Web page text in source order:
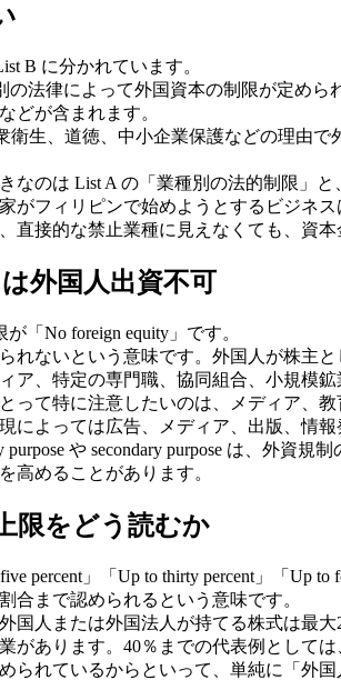
B に分かれています。
の法律によって外国資本の制限が定め
どが含まれます。
衛生、道徳、中小企業保護などの理由
なのは List A の「業種別の法的制限」
がフィリピンで始めようとするビジネ
直接的な禁止業種に見えなくても、資
は外国人出資不可
「No foreign equity」です。
れないという意味です。外国人が株主
ア、特定の専門職、協同組合、小規模
って特に注意したいのは、メディア、
によっては広告、メディア、出版、情
や secondary purpose は、外資
高めることがあります。
限をどう読むか
percent」「Up to thirty percent」「Up
合まで認められるという意味です。
国人または外国法人が持てる株式は最
があります。40％までの代表例として
られているからといって、単純に「外